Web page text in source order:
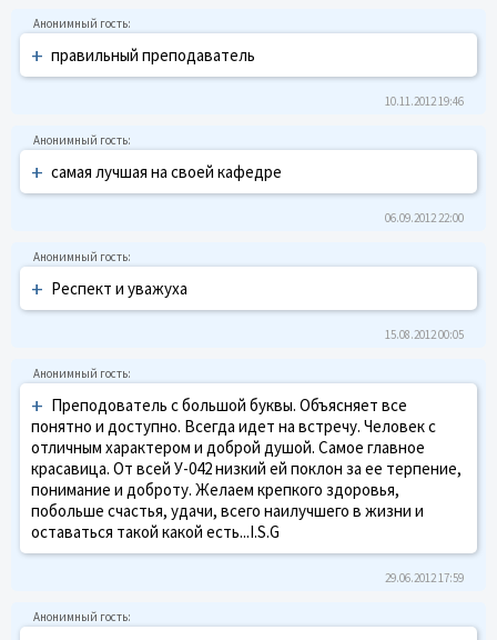
+ правильный преподаватель
10.11.2012 19:46
+ самая лучшая на своей кафедре
06.09.2012 22:00
+ Респект и уважуха
15.08.2012 00:05
+ Преподователь с большой буквы. Объясняет все
понятно и доступно. Всегда идет на встречу. Человек с
отличным характером и доброй душой. Самое главное
красавица. От всей У-042 низкий ей поклон за ее терпение,
понимание и доброту. Желаем крепкого здоровья,
побольше счастья, удачи, всего наилучшего в жизни и
оставаться такой какой есть...I.S.G
29.06.2012 17:59